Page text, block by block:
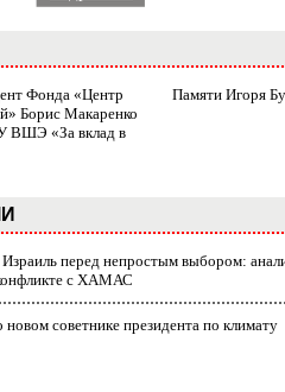
Фонда «Центр
Борис Макаренко
ВШЭ «За вклад в
Памяти Игоря
перед непростым выбором:
с ХАМАС
советнике президента по климату